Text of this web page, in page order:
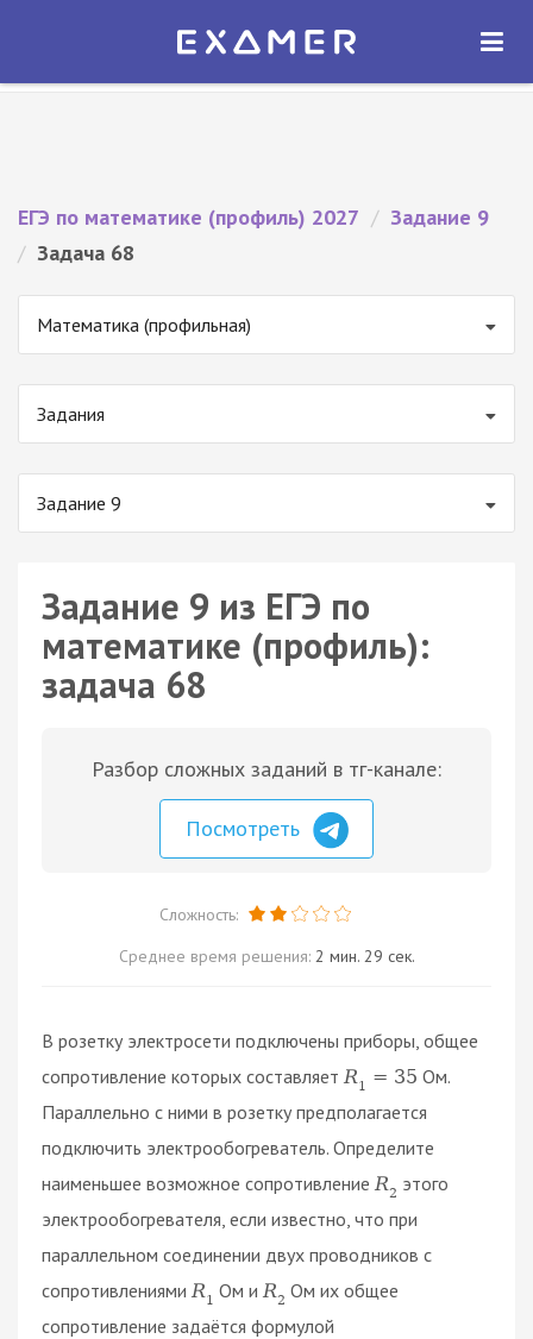
Экзамер — ЕГЭ 2027
ОТКРЫТЬ
ЕГЭ по математике (профиль) 2027 / Задание 9
/ Задача 68
Математика (профильная)
Задания
Задание 9
Задание 9 из ЕГЭ по
математике (профиль):
задача 68
Разбор сложных заданий в тг-канале:
Посмотреть
Сложность:
Среднее время решения: 2 мин. 29 сек.
В розетку электросети подключены приборы, общее
сопротивление которых составляет R1 = 35 Ом.
Параллельно с ними в розетку предполагается
подключить электрообогреватель. Определите
наименьшее возможное сопротивление R2 этого
электрообогревателя, если известно, что при
параллельном соединении двух проводников с
сопротивлениями R1 Ом и R2 Ом их общее
сопротивление задаётся формулой